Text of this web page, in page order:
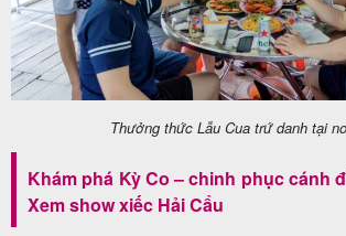
Thưởng thức Lẫu Cua trứ danh tại
Khám phá Kỳ Co – chinh phục cánh
Xem show xiếc Hải Cẩu